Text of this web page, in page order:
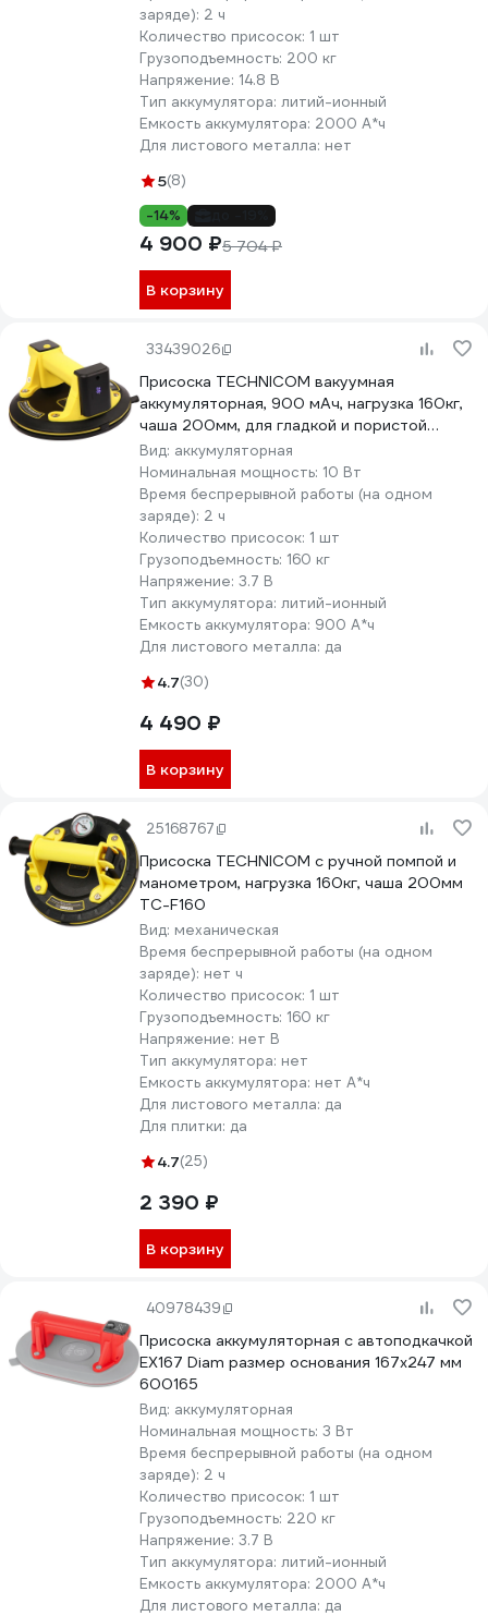
заряде): 2 ч
Количество присосок: 1 шт
Грузоподъемность: 200 кг
Напряжение: 14.8 В
Тип аккумулятора: литий-ионный
Емкость аккумулятора: 2000 А*ч
Для листового металла: нет
5(8)
-14%
4 900 ₽5 704 ₽
В корзину
33439026
Присоска TECHNICOM вакуумная
аккумуляторная, 900 мАч, нагрузка 160кг,
чаша 200мм, для гладкой и пористой
поверхности TC-F180
Вид: аккумуляторная
Номинальная мощность: 10 Вт
Время беспрерывной работы (на одном
заряде): 2 ч
Количество присосок: 1 шт
Грузоподъемность: 160 кг
Напряжение: 3.7 В
Тип аккумулятора: литий-ионный
Емкость аккумулятора: 900 А*ч
Для листового металла: да
4.7(30)
4 490 ₽
В корзину
25168767
Присоска TECHNICOM с ручной помпой и
манометром, нагрузка 160кг, чаша 200мм
TC-F160
Вид: механическая
Время беспрерывной работы (на одном
заряде): нет ч
Количество присосок: 1 шт
Грузоподъемность: 160 кг
Напряжение: нет В
Тип аккумулятора: нет
Емкость аккумулятора: нет А*ч
Для листового металла: да
Для плитки: да
4.7(25)
2 390 ₽
В корзину
40978439
Присоска аккумуляторная с автоподкачкой
EX167 Diam размер основания 167х247 мм
600165
Вид: аккумуляторная
Номинальная мощность: 3 Вт
Время беспрерывной работы (на одном
заряде): 2 ч
Количество присосок: 1 шт
Грузоподъемность: 220 кг
Напряжение: 3.7 В
Тип аккумулятора: литий-ионный
Емкость аккумулятора: 2000 А*ч
Для листового металла: да